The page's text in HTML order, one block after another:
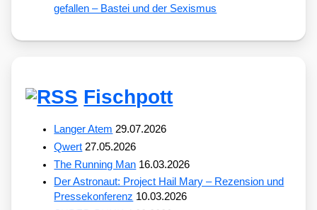
gefallen – Bastei und der Sexismus
Fischpott
Langer Atem 29.07.2026
Qwert 27.05.2026
The Running Man 16.03.2026
Der Astronaut: Project Hail Mary – Rezension und
Pressekonferenz 10.03.2026